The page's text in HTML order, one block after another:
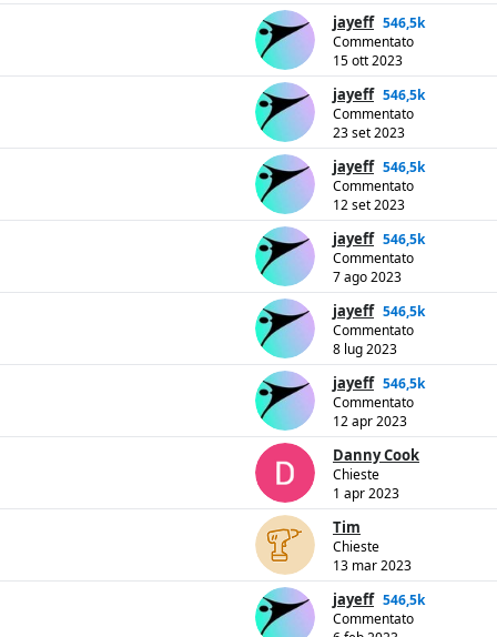
jayeff 546,5k
Commentato
15 ott 2023
jayeff 546,5k
Commentato
23 set 2023
jayeff 546,5k
Commentato
12 set 2023
jayeff 546,5k
Commentato
7 ago 2023
jayeff 546,5k
Commentato
8 lug 2023
jayeff 546,5k
Commentato
12 apr 2023
Danny Cook
Chieste
1 apr 2023
Tim
Chieste
13 mar 2023
jayeff 546,5k
Commentato